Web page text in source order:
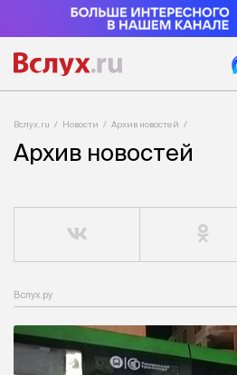
Вслух.ru Новости Архив новостей
Архив новостей
Вслух.ру